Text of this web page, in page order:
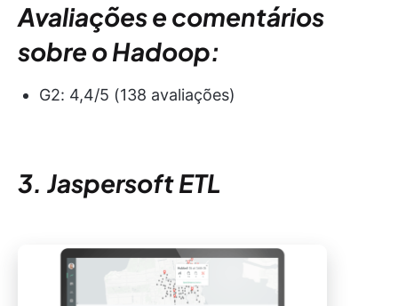
Avaliações e comentários
sobre o Hadoop:
G2: 4,4/5 (138 avaliações)
3. Jaspersoft ETL